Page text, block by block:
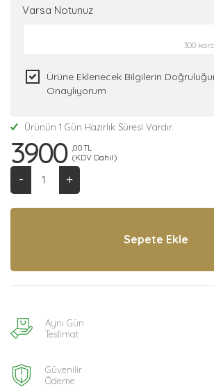
Varsa Notunuz
300
Ürüne Eklenecek Bilgilerin
Onaylıyorum
Ürünün 1 Gün Hazırlık Süresi Vardır.
3900 ,00 TL
(KDV Dahil)
+
-
Aynı Gün
Teslimat
Güvenilir
Ödeme